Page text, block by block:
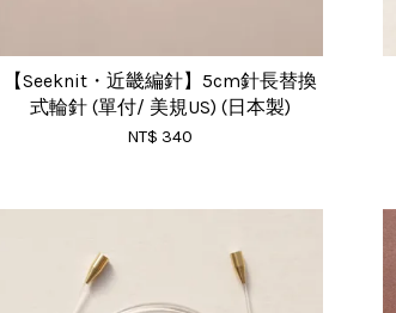
【Seeknit・近畿編針】5cm針長替換
式輪針 (單付/ 美規US) (日本製)
NT$ 340